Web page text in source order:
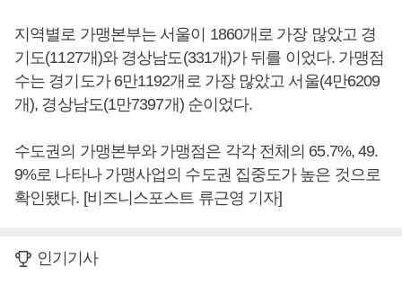
지역별로 가맹본부는 서울이 1860개로 가장 많았고 경
기도(1127개)와 경상남도(331개)가 뒤를 이었다. 가맹점
수는 경기도가 6만1192개로 가장 많았고 서울(4만6209
개), 경상남도(1만7397개) 순이었다.
수도권의 가맹본부와 가맹점은 각각 전체의 65.7%, 49.
9%로 나타나 가맹사업의 수도권 집중도가 높은 것으로
확인됐다. [비즈니스포스트 류근영 기자]
인기기사